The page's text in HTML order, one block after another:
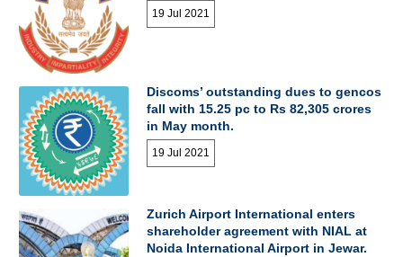
19 Jul 2021
Discoms’ outstanding dues to gencos
fall with 15.25 pc to Rs 82,305 crores
in May month.
19 Jul 2021
Zurich Airport International enters
shareholder agreement with NIAL at
Noida International Airport in Jewar.